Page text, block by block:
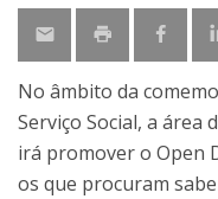
No âmbito da
Serviço Social, a área
irá promover o Open
os que procuram